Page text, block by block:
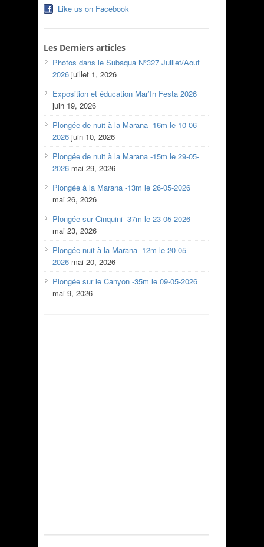
Like us on Facebook
Les Derniers articles
Photos dans le Subaqua N°327 Juillet/Aout
2026 juillet 1, 2026
Exposition et éducation Mar’In Festa 2026
juin 19, 2026
Plongée de nuit à la Marana -16m le 10-06-
2026 juin 10, 2026
Plongée de nuit à la Marana -15m le 29-05-
2026 mai 29, 2026
Plongée à la Marana -13m le 26-05-2026
mai 26, 2026
Plongée sur Cinquini -37m le 23-05-2026
mai 23, 2026
Plongée nuit à la Marana -12m le 20-05-
2026 mai 20, 2026
Plongée sur le Canyon -35m le 09-05-2026
mai 9, 2026